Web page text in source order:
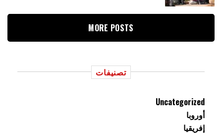
MORE POSTS
تصنيفات
Uncategorized
أوروبا
إفريقيا